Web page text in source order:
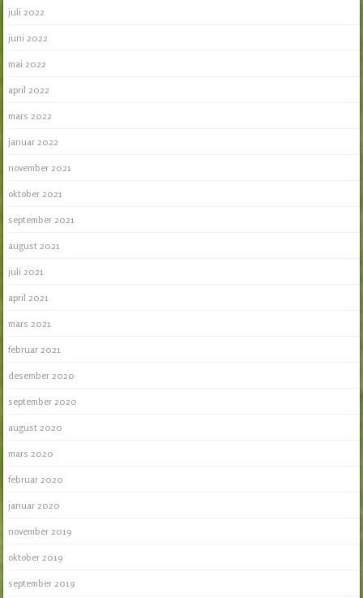
juli 2022
juni 2022
mai 2022
april 2022
mars 2022
januar 2022
november 2021
oktober 2021
september 2021
august 2021
juli 2021
april 2021
mars 2021
februar 2021
desember 2020
september 2020
august 2020
mars 2020
februar 2020
januar 2020
november 2019
oktober 2019
september 2019